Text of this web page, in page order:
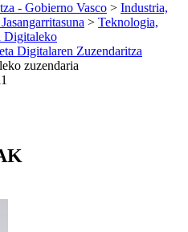
- Gobierno Vasco > Industria,
> Teknologia,
Digitaleko
Digitalaren Zuzendaritza
zuzendaria